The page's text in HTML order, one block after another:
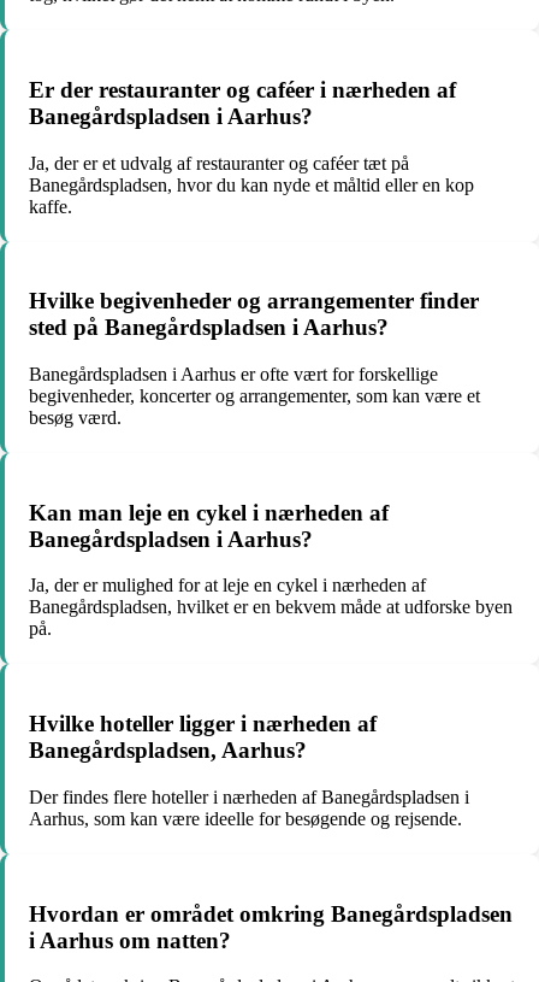
Er der restauranter og caféer i nærheden af
Banegårdspladsen i Aarhus?
Ja, der er et udvalg af restauranter og caféer tæt på
Banegårdspladsen, hvor du kan nyde et måltid eller en kop
kaffe.
Hvilke begivenheder og arrangementer finder
sted på Banegårdspladsen i Aarhus?
Banegårdspladsen i Aarhus er ofte vært for forskellige
begivenheder, koncerter og arrangementer, som kan være et
besøg værd.
Kan man leje en cykel i nærheden af
Banegårdspladsen i Aarhus?
Ja, der er mulighed for at leje en cykel i nærheden af
Banegårdspladsen, hvilket er en bekvem måde at udforske byen
på.
Hvilke hoteller ligger i nærheden af
Banegårdspladsen, Aarhus?
Der findes flere hoteller i nærheden af Banegårdspladsen i
Aarhus, som kan være ideelle for besøgende og rejsende.
Hvordan er området omkring Banegårdspladsen
i Aarhus om natten?